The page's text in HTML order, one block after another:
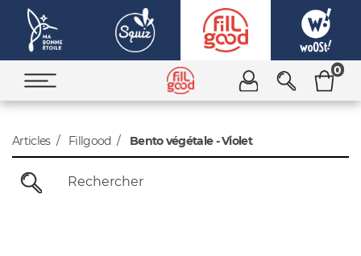
0
Articles Fillgood Bento végétale - Violet